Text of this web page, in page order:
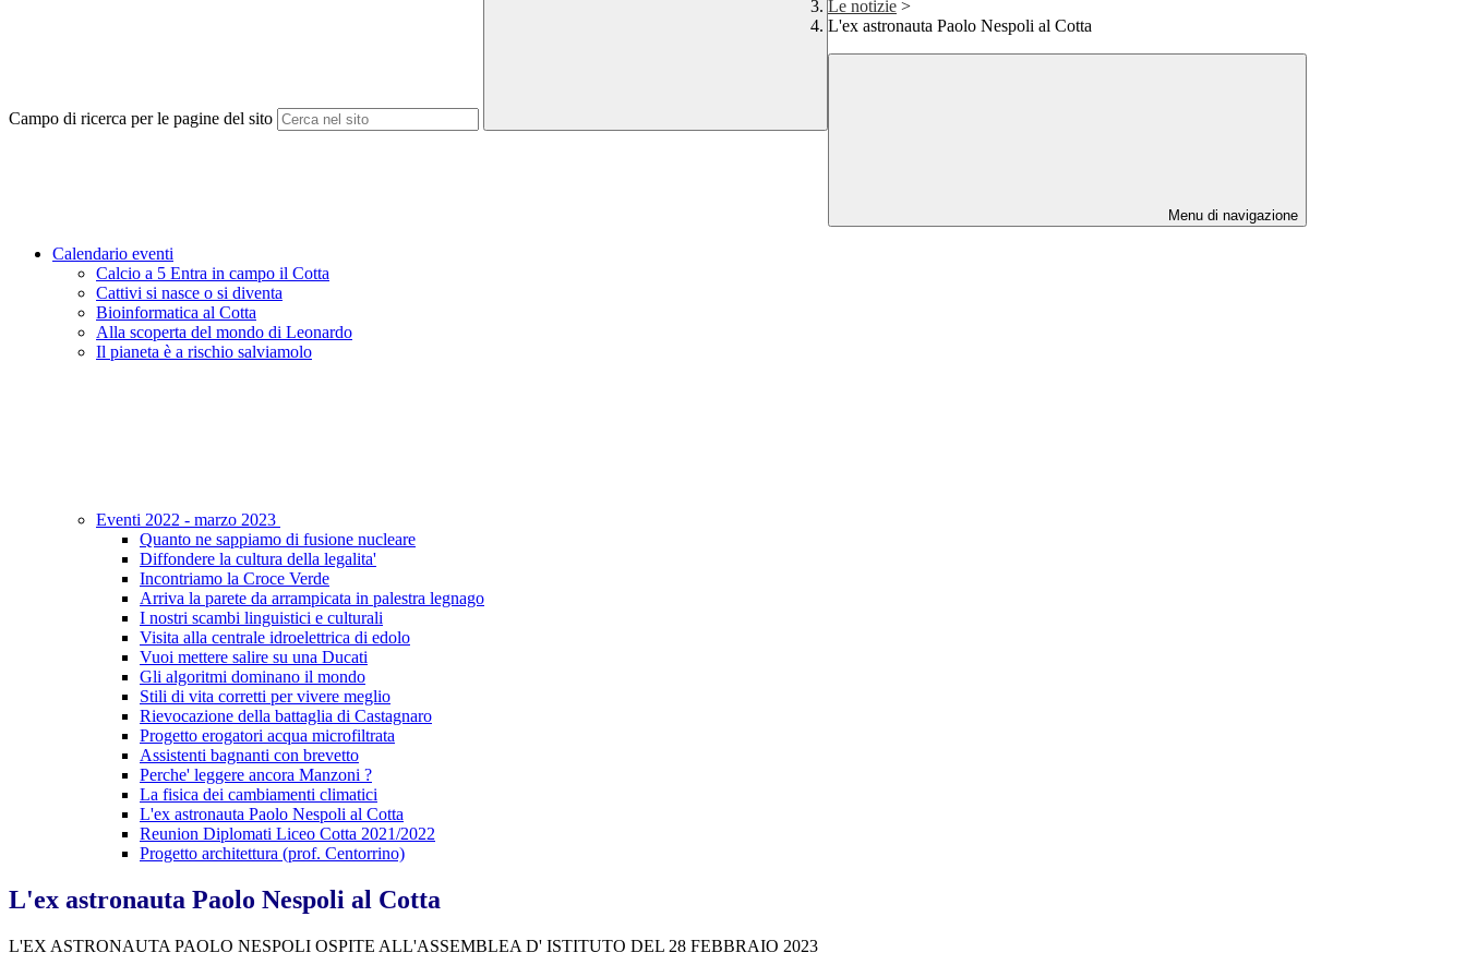
Campo di ricerca per le pagine del sito
Le notizie >
L'ex astronauta Paolo Nespoli al Cotta
Menu di navigazione
Calendario eventi
Calcio a 5 Entra in campo il Cotta
Cattivi si nasce o si diventa
Bioinformatica al Cotta
Alla scoperta del mondo di Leonardo
Il pianeta è a rischio salviamolo
Eventi 2022 - marzo 2023
Quanto ne sappiamo di fusione nucleare
Diffondere la cultura della legalita'
Incontriamo la Croce Verde
Arriva la parete da arrampicata in palestra legnago
I nostri scambi linguistici e culturali
Visita alla centrale idroelettrica di edolo
Vuoi mettere salire su una Ducati
Gli algoritmi dominano il mondo
Stili di vita corretti per vivere meglio
Rievocazione della battaglia di Castagnaro
Progetto erogatori acqua microfiltrata
Assistenti bagnanti con brevetto
Perche' leggere ancora Manzoni ?
La fisica dei cambiamenti climatici
L'ex astronauta Paolo Nespoli al Cotta
Reunion Diplomati Liceo Cotta 2021/2022
Progetto architettura (prof. Centorrino)
L'ex astronauta Paolo Nespoli al Cotta
L'EX ASTRONAUTA PAOLO NESPOLI OSPITE ALL'ASSEMBLEA D' ISTITUTO DEL 28 FEBBRAIO 2023